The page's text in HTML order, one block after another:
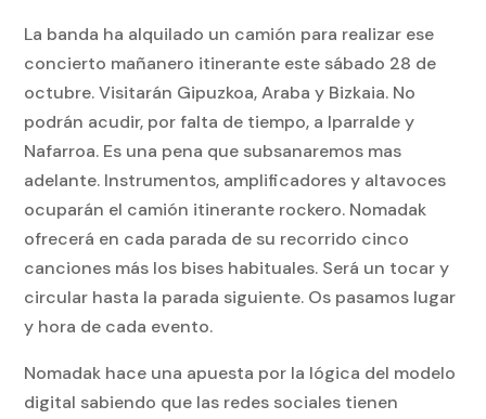
La banda ha alquilado un camión para realizar ese
concierto mañanero itinerante este sábado 28 de
octubre. Visitarán Gipuzkoa, Araba y Bizkaia. No
podrán acudir, por falta de tiempo, a Iparralde y
Nafarroa. Es una pena que subsanaremos mas
adelante. Instrumentos, amplificadores y altavoces
ocuparán el camión itinerante rockero. Nomadak
ofrecerá en cada parada de su recorrido cinco
canciones más los bises habituales. Será un tocar y
circular hasta la parada siguiente. Os pasamos lugar
y hora de cada evento.
Nomadak hace una apuesta por la lógica del modelo
digital sabiendo que las redes sociales tienen